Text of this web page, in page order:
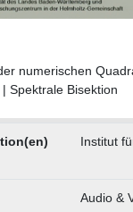
numerischen
Spektrale Bisektion
Institut
Audio &